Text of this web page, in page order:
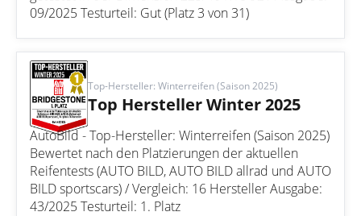
09/2025 Testurteil: Gut (Platz 3 von 31)
Top-Hersteller: Winterreifen (Saison 2025)
Top Hersteller Winter 2025
AutoBild - Top-Hersteller: Winterreifen (Saison 2025)
Bewertet nach den Platzierungen der aktuellen
Reifentests (AUTO BILD, AUTO BILD allrad und AUTO
BILD sportscars) / Vergleich: 16 Hersteller Ausgabe:
43/2025 Testurteil: 1. Platz